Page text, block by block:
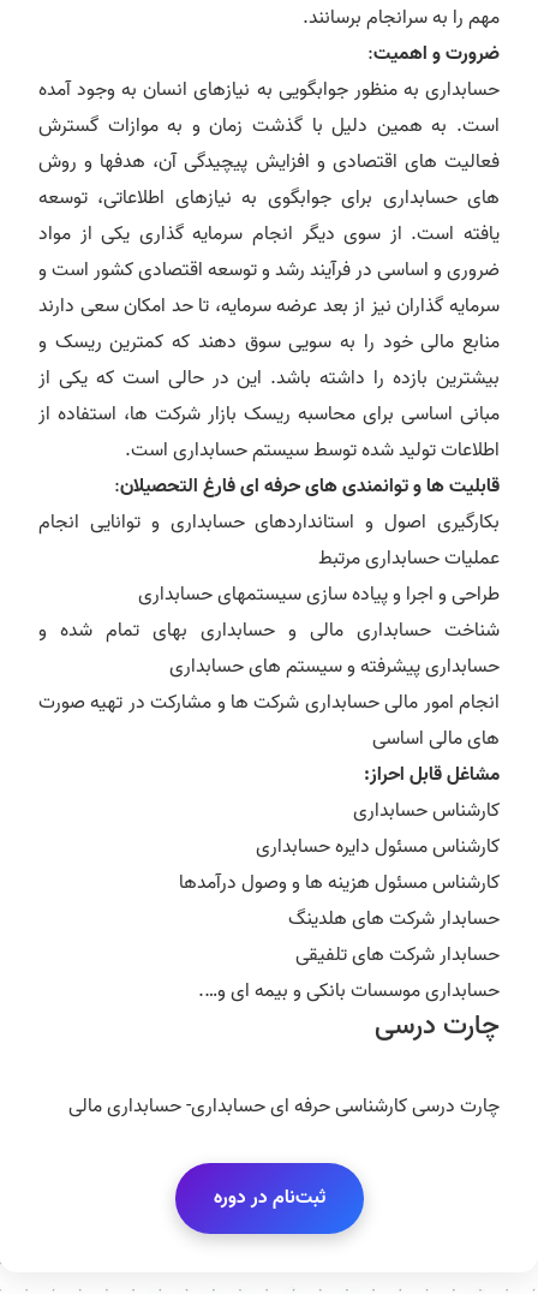
مهم را به سرانجام برسانند.
ضرورت و اهمیت:
حسابداری به منظور جوابگویی به نیازهای انسان به وجود آمده
است. به همین دلیل با گذشت زمان و به موازات گسترش
فعالیت های اقتصادی و افزایش پیچیدگی آن، هدفها و روش
های حسابداری برای جوابگوی به نیازهای اطلاعاتی، توسعه
یافته است. از سوی دیگر انجام سرمایه گذاری یکی از مواد
ضروری و اساسی در فرآیند رشد و توسعه اقتصادی کشور است و
سرمایه گذاران نیز از بعد عرضه سرمایه، تا حد امکان سعی دارند
منابع مالی خود را به سویی سوق دهند که کمترین ریسک و
بیشترین بازده را داشته باشد. این در حالی است که یکی از
مبانی اساسی برای محاسبه ریسک بازار شرکت ها، استفاده از
اطلاعات تولید شده توسط سیستم حسابداری است.
قابلیت ها و توانمندی های حرفه ای فارغ التحصیلان:
بکارگیری اصول و استانداردهای حسابداری و توانایی انجام
عملیات حسابداری مرتبط
طراحی و اجرا و پیاده سازی سیستمهای حسابداری
شناخت حسابداری مالی و حسابداری بهای تمام شده و
حسابداری پیشرفته و سیستم های حسابداری
انجام امور مالی حسابداری شرکت ها و مشارکت در تهیه صورت
های مالی اساسی
مشاغل قابل احراز:
کارشناس حسابداری
کارشناس مسئول دایره حسابداری
کارشناس مسئول هزینه ها و وصول درآمدها
حسابدار شرکت های هلدینگ
حسابدار شرکت های تلفیقی
حسابداری موسسات بانکی و بیمه ای و….
چارت درسی
چارت درسی کارشناسی حرفه ای حسابداری- حسابداری مالی
ثبت‌نام در دوره